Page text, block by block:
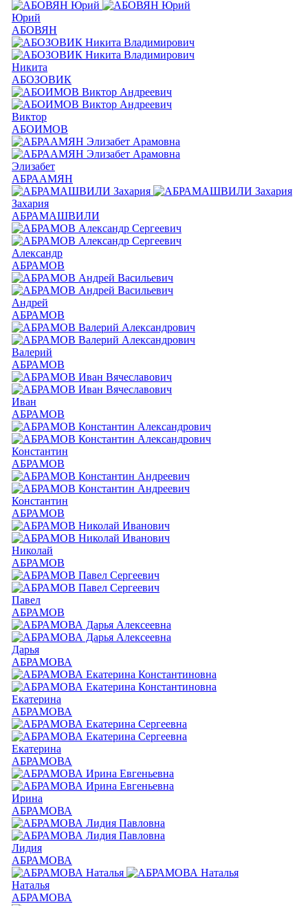
Юрий
АБОВЯН
Никита
АБОЗОВИК
Виктор
АБОИМОВ
Элизабет
АБРААМЯН
Захария
АБРАМАШВИЛИ
Александр
АБРАМОВ
Андрей
АБРАМОВ
Валерий
АБРАМОВ
Иван
АБРАМОВ
Константин
АБРАМОВ
Константин
АБРАМОВ
Николай
АБРАМОВ
Павел
АБРАМОВ
Дарья
АБРАМОВА
Екатерина
АБРАМОВА
Екатерина
АБРАМОВА
Ирина
АБРАМОВА
Лидия
АБРАМОВА
Наталья
АБРАМОВА